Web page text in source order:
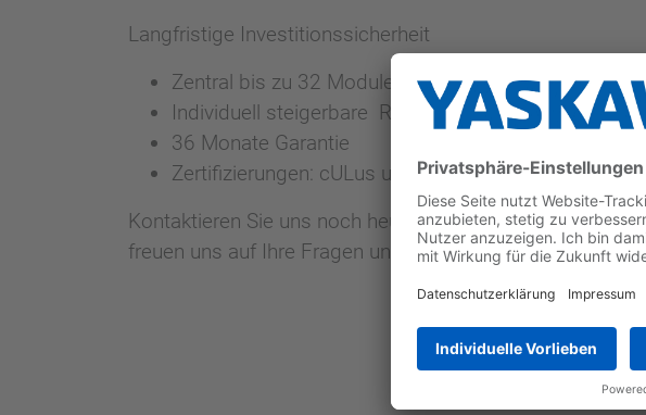
Langfristige Investitionssicherheit
Zentral bis zu 32 Module einsetzbar - direkt an der
Individuell steigerbare Reserven in Leistung und
36 Monate Garantie
Zertifizierungen: cULus und CE
Kontaktieren Sie uns noch heute unter
freuen uns auf Ihre Fragen und Herausforderungen.
Jetzt